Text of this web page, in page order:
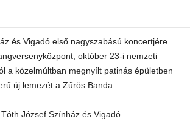
és Vigadó első nagyszabású koncertjére
október 23-i nemzeti
a közelmúltban megnyílt patinás épületben
új lemezét a Zűrös Banda.
József Színház és Vigadó